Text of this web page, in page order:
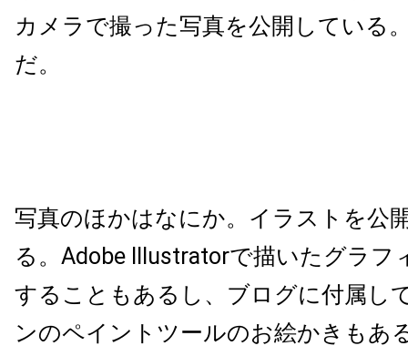
カメラで撮った写真を公開している
だ。
写真のほかはなにか。イラストを公
る。Adobe Illustratorで描いたグラフ
することもあるし、ブログに付属し
ンのペイントツールのお絵かきもあ